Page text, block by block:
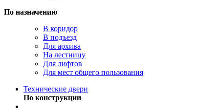
По назначению
В коридор
В подъезд
Для архива
На лестницу
Для лифтов
Для мест общего пользования
Технические двери
По конструкции